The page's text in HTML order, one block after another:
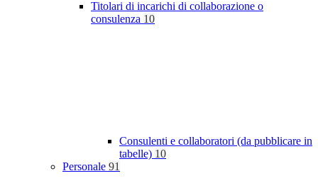
Titolari di incarichi di collaborazione o
consulenza 10
Consulenti e collaboratori (da pubblicare in
tabelle) 10
Personale 91